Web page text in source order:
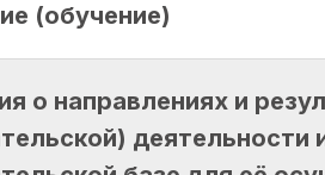
(обучение)
о направлениях и
деятельности